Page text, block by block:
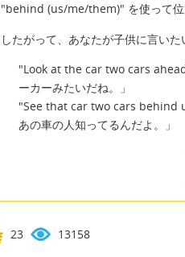
"behind (us/me/them)" を使って位
したがって、あなたが子供に言い
"Look at the car two cars
ーカーみたいだね。」
"See that car two cars behind
あの車の人知ってるんだよ。」
23 13158